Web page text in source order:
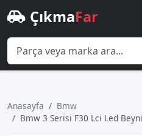
ÇıkmaFar
Anasayfa
Bmw
Bmw 3 Seri̇si̇ F30 Lci̇ Led